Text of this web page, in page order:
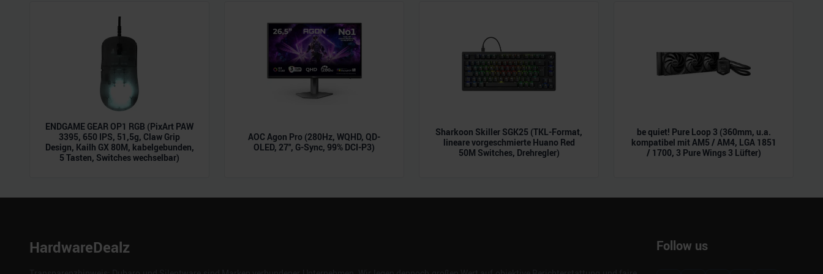
ENDGAME GEAR OP1 RGB (PixArt PAW
3395, 650 IPS, 51,5g, Claw Grip
Design, Kailh GX 80M, kabelgebunden,
5 Tasten, Switches wechselbar)
AOC Agon Pro (280Hz, WQHD, QD-
OLED, 27", G-Sync, 99% DCI-P3)
Sharkoon Skiller SGK25 (TKL-Format,
lineare vorgeschmierte Huano Red
50M Switches, Drehregler)
be quiet! Pure Loop 3 (360mm, u.a.
kompatibel mit AM5 / AM4, LGA 1851
/ 1700, 3 Pure Wings 3 Lüfter)
HardwareDealz Follow us